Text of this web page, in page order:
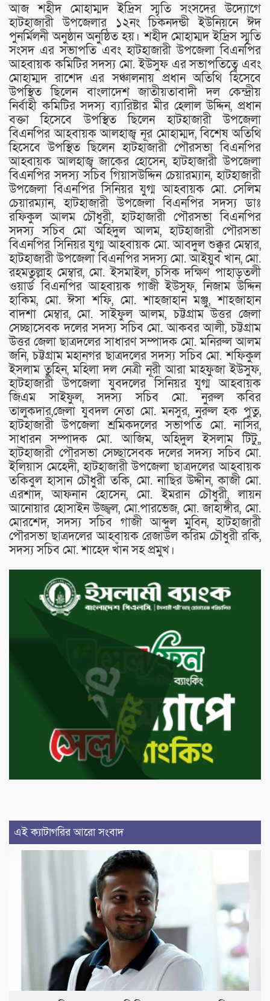
আজ শহীদ মোহাম্মদ ইদ্রিস স্মৃতি সংসদের উদ্যোগে
হাটহাজারী উপজেলার ১২নং চিকনদন্ডী ইউনিয়নে ঈদ
পুনর্মিলনী অনুষ্ঠান অনুষ্ঠিত হয়। শহীদ মোহাম্মদ ইদ্রিস স্মৃতি
সংসদ এর সভাপতি এবং হাটহাজারী উপজেলা বিএনপির
আহবায়ক কমিটির সদস্য মো. ইউসুফ এর সভাপতিত্বে এবং
মোহাম্মদ রাশেদ এর সঞ্চালনায় প্রধান অতিথি হিসেবে
উপস্থিত ছিলেন বাংলাদেশ জাতীয়তাবাদী দল কেন্দ্রীয়
নির্বাহী কমিটির সদস্য ব্যারিষ্টার মীর হেলাল উদ্দিন, প্রধান
বক্তা হিসেবে উপস্থিত ছিলেন হাটহাজারী উপজেলা
বিএনপির আহবায়ক আলহাজ্ব নূর মোহাম্মদ, বিশেষ অতিথি
হিসেবে উপস্থিত ছিলেন হাটহাজারী পৌরসভা বিএনপির
আহবায়ক আলহাজ্ব জাকের হোসেন, হাটহাজারী উপজেলা
বিএনপির সদস্য সচিব গিয়াসউদ্দিন চেয়ারম্যান, হাটহাজারী
উপজেলা বিএনপির সিনিয়র যুগ্ম আহবায়ক মো. সেলিম
চেয়ারম্যান, হাটহাজারী উপজেলা বিএনপির সদস্য ডাঃ
রফিকুল আলম চৌধুরী, হাটহাজারী পৌরসভা বিএনপির
সদস্য সচিব মো অহিদুল আলম, হাটহাজারী পৌরসভা
বিএনপির সিনিয়র যুগ্ম আহবায়ক মো. আবদুল শুক্কুর মেম্বার,
হাটহাজারী উপজেলা বিএনপির সদস্য মো. আইয়ুব খান, মো.
রহমতুল্লাহ মেম্বার, মো. ইসমাইল, চসিক দক্ষিণ পাহাড়তলী
ওয়ার্ড বিএনপির আহবায়ক গাজী ইউসুফ, নিজাম উদ্দিন
হাকিম, মো. ঈসা শফি, মো. শাহজাহান মঞ্জু, শাহজাহান
বাদশা মেম্বার, মো. সাইফুল আলম, চট্টগ্রাম উত্তর জেলা
সেচ্ছাসেবক দলের সদস্য সচিব মো. আকবর আলী, চট্টগ্রাম
উত্তর জেলা ছাত্রদলের সাধারণ সম্পাদক মো. মনিরুল আলম
জনি, চট্টগ্রাম মহানগর ছাত্রদলের সদস্য সচিব মো. শফিকুল
ইসলাম তুহিন, মহিলা দল নেত্রী নূরী আরা মাহফুজা ইউসুফ,
হাটহাজারী উপজেলা যুবদলের সিনিয়র যুগ্ম আহবায়ক
জিএম সাইফুল, সদস্য সচিব মো. নুরুল কবির
তালুকদার,জেলা যুবদল নেতা মো. মনসুর, নুরুল হক পুতু,
হাটহাজারী উপজেলা শ্রমিকদলের সভাপতি মো. নাসির,
সাধারন সম্পাদক মো. আজিম, অহিদুল ইসলাম টিটু,,
হাটহাজারী পৌরসভা সেচ্ছাসেবক দলের সদস্য সচিব মো.
ইলিয়াস মেহেদী, হাটহাজারী উপজেলা ছাত্রদলের আহবায়ক
তকিবুল হাসান চৌধুরী তকি, মো. নাছির উদ্দীন, কাজী মো.
এরশাদ, আফনান হোসেন, মো. ইমরান চৌধুরী, লায়ন
আনোয়ার হোসাইন উজ্জ্বল, মো.পারভেজ, মো. জাহাঙ্গীর, মো.
মোরশেদ, সদস্য সচিব গাজী আব্দুল মুবিন, হাটহাজারী
পৌরসভা ছাত্রদলের আহবায়ক রেজাউল করিম চৌধুরী রকি,
সদস্য সচিব মো. শাহেদ খাঁন সহ প্রমুখ।
এই ক্যাটাগরির আরো সংবাদ